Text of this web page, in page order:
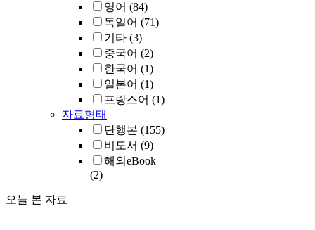
영어 (84)
독일어 (71)
기타 (3)
중국어 (2)
한국어 (1)
일본어 (1)
프랑스어 (1)
자료형태
단행본 (155)
비도서 (9)
해외eBook
(2)
오늘 본 자료